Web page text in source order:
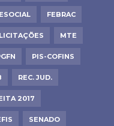
ESOCIAL FEBRAC
LICITAÇÕES MTE
PIS-COFINS
REC. JUD.
2017
SENADO